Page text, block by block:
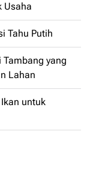
Usaha
Tahu Putih
Tambang yang
Lahan
untuk